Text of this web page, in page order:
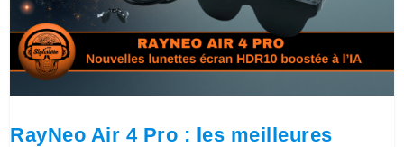
RayNeo Air 4 Pro : les meilleures